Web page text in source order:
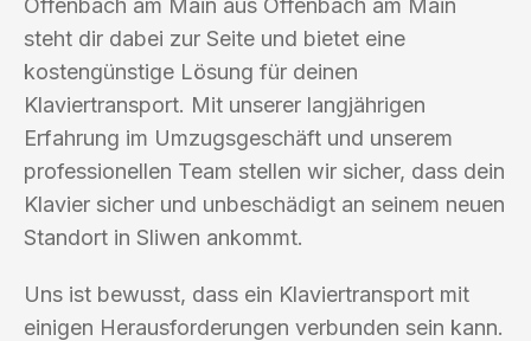
Offenbach am Main aus Offenbach am Main
steht dir dabei zur Seite und bietet eine
kostengünstige Lösung für deinen
Klaviertransport. Mit unserer langjährigen
Erfahrung im Umzugsgeschäft und unserem
professionellen Team stellen wir sicher, dass dein
Klavier sicher und unbeschädigt an seinem neuen
Standort in Sliwen ankommt.
Uns ist bewusst, dass ein Klaviertransport mit
einigen Herausforderungen verbunden sein kann.